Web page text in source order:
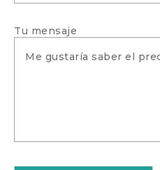
Tu mensaje